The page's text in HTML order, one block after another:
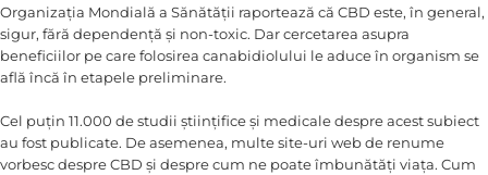
Organizația Mondială a Sănătății raportează că CBD este, în general,
sigur, fără dependență și non-toxic. Dar cercetarea asupra
beneficiilor pe care folosirea canabidiolului le aduce în organism se
află încă în etapele preliminare.
Cel puțin 11.000 de studii științifice și medicale despre acest subiect
au fost publicate. De asemenea, multe site-uri web de renume
vorbesc despre CBD și despre cum ne poate îmbunătăți viața. Cum